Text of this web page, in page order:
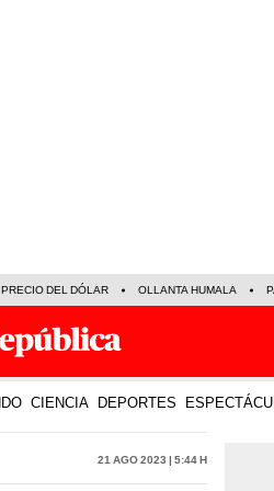
PRECIO DEL DÓLAR OLLANTA HUMALA
CIENCIA DEPORTES
21 Ago 2023 | 5:44 h